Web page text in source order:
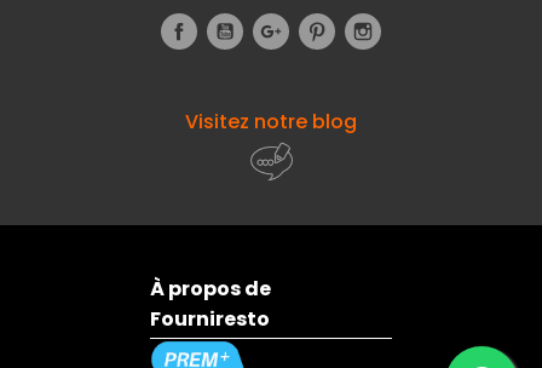
FacebookYouTubeGoogle+Pinterest
Visitez notre blog
À propos de
Fourniresto